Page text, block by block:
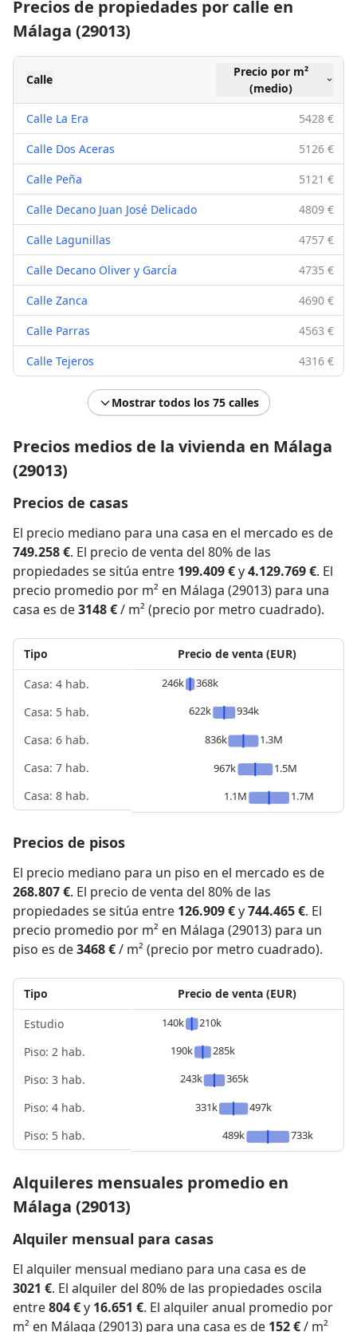
Precios de propiedades por calle en
Málaga (29013)
Calle
Precio por m²
(medio)
Calle La Era
5428 €
Calle Dos Aceras
5126 €
Calle Peña
5121 €
Calle Decano Juan José Delicado
4809 €
Calle Lagunillas
4757 €
Calle Decano Oliver y García
4735 €
Calle Zanca
4690 €
Calle Parras
4563 €
Calle Tejeros
4316 €
Mostrar todos los 75 calles
Precios medios de la vivienda en Málaga
(29013)
Precios de casas
El precio mediano para una casa en el mercado es de
749.258 €. El precio de venta del 80% de las
propiedades se sitúa entre 199.409 €y4.129.769 €. El
precio promedio por m² en Málaga (29013) para una
casa es de3148 €/ m² (precio por metro cuadrado).
Tipo
Casa: 4 hab.
Casa: 5 hab.
Casa: 6 hab.
Casa: 7 hab.
Casa: 8 hab.
Precio de venta (EUR)
246k
368k
622k
934k
836k
1.3M
967k
1.5M
1.1M
1.7M
Precios de pisos
El precio mediano para un piso en el mercado es de
268.807 €. El precio de venta del 80% de las
propiedades se sitúa entre 126.909 €y744.465 €. El
precio promedio por m² en Málaga (29013) para un
piso es de3468 €/ m² (precio por metro cuadrado).
Tipo
Estudio
Piso: 2 hab.
Piso: 3 hab.
Piso: 4 hab.
Piso: 5 hab.
Precio de venta (EUR)
140k
210k
190k
285k
243k
365k
331k
497k
489k
733k
Alquileres mensuales promedio en
Málaga (29013)
Alquiler mensual para casas
El alquiler mensual mediano para una casa es de
3021 €. El alquiler del 80% de las propiedades oscila
entre804 €y 16.651 €. El alquiler anual promedio por
m² en Málaga (29013) para una casa es de 152 €/ m²